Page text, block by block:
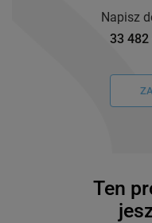
Napisz
33 482
Ten